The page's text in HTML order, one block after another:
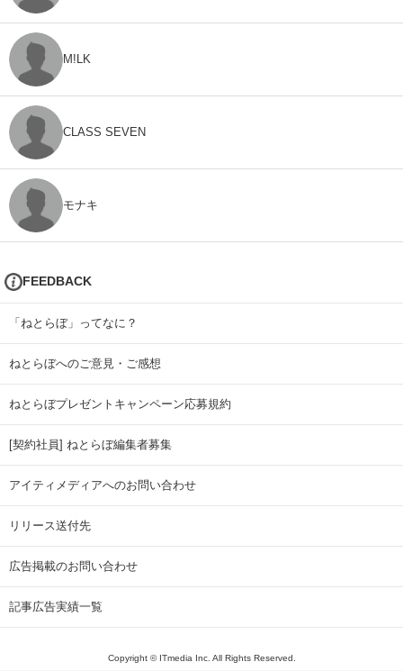
M!LK
CLASS SEVEN
モナキ
FEEDBACK
「ねとらぼ」ってなに？
ねとらぼへのご意見・ご感想
ねとらぼプレゼントキャンペーン応募規約
[契約社員] ねとらぼ編集者募集
アイティメディアへのお問い合わせ
リリース送付先
広告掲載のお問い合わせ
記事広告実績一覧
Copyright © ITmedia Inc. All Rights Reserved.